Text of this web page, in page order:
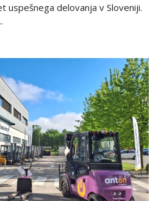
uspešnega delovanja v Sloveniji.